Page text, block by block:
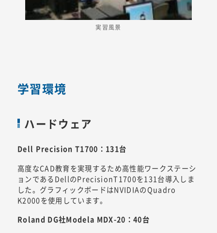
実習風景
学習環境
ハードウェア
Dell Precision T1700：131台
高度なCAD教育を実現するため高性能ワークステーシ
ョンであるDellのPrecisionT1700を131台導入しま
した。グラフィックボードはNVIDIAのQuadro
K2000を使用しています。
Roland DG社Modela MDX-20：40台